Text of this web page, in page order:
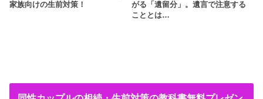
家族向けの生前対策！
がる「遺留分」。遺言で注意する
こととは…